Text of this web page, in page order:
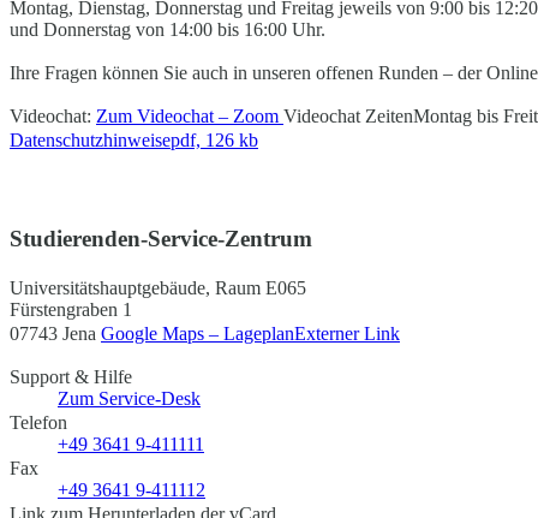
Montag, Dienstag, Donnerstag und Freitag jeweils von 9:00 bis
und Donnerstag von 14:00 bis 16:00 Uhr.
Ihre Fragen können Sie auch in unseren offenen Runden – der
Videochat: Zum Videochat – Zoom Videochat ZeitenMontag bis
Datenschutzhinweisepdf, 126 kb
Studierenden-Service-Zentrum
Universitätshauptgebäude, Raum E065
Fürstengraben 1
07743 Jena Google Maps – LageplanExterner Link
Support & Hilfe
Zum Service-Desk
Telefon
+49 3641 9-411111
Fax
+49 3641 9-411112
Link zum Herunterladen der vCard